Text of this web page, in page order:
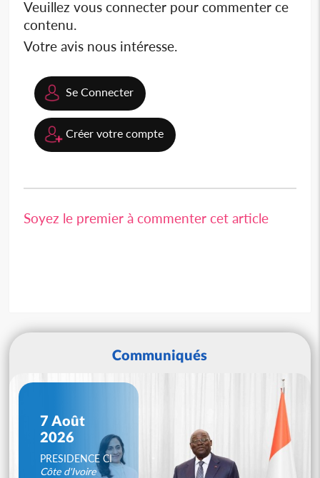
Veuillez vous connecter pour commenter ce
contenu.
Votre avis nous intéresse.
Se Connecter
Créer votre compte
Soyez le premier à commenter cet article
Communiqués
7 Août
2026
PRESIDENCE CI
Côte d'Ivoire